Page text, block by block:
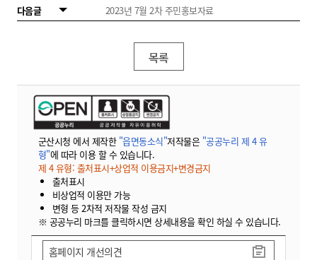
다음글
2023년 7월 2차 주민홍보자료
목록
군산시청 에서 제작한 "읍면동소식"저작물은 "공공누리 제 4 유
형"에 따라 이용 할 수 있습니다.
제 4 유형: 출처표시+상업적 이용금지+변경금지
출처표시
비상업적 이용만 가능
변형 등 2차적 저작물 작성 금지
※ 공공누리 마크를 클릭하시면 상세내용을 확인 하실 수 있습니다.
홈페이지 개선의견